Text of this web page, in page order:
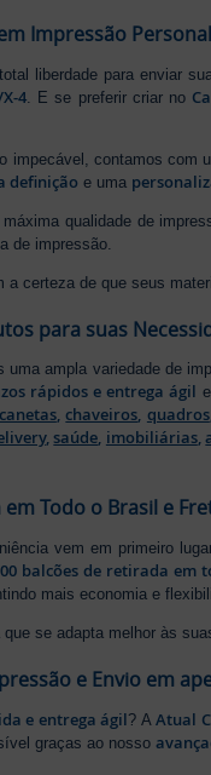
Impressão
liberdade para enviar
4. E se preferir criar no
impecável, contamos com
definição e uma
qualidade de
de impressão.
a certeza de que seus
para suas
uma ampla variedade de
rápidos e entrega ágil
canetas,chaveiros, quadros
, saúde, imobiliárias,
Todo o Brasil e
vem em primeiro
balcões de retirada em
mais economia e
se adapta melhor às
e Envio em
e entrega ágil? AAtual
graças ao nosso